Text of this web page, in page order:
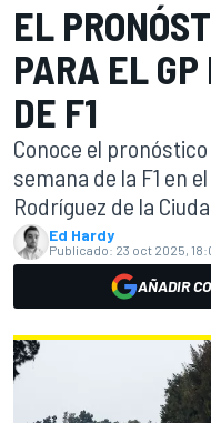
EL
PARA EL
DE F1
Conoce el
semana de la F1 en
Rodríguez de la
Ed Hardy
Publicado: 23 oct 2025,
AÑADIR